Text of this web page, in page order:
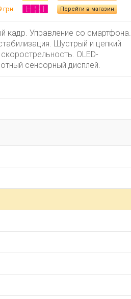
грн. Перейти в магазин
кадр. Управление со смартфона.
Шустрый и цепкий
OLED-
сенсорный дисплей.